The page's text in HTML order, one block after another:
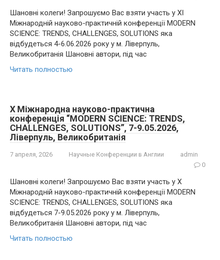
Шановні колеги! Запрошуємо Вас взяти участь у XI
Міжнародній науково-практичній конференції MODERN
SCIENCE: TRENDS, CHALLENGES, SOLUTIONS яка
відбудеться 4-6.06.2026 року у м. Ліверпуль,
Великобританія Шановні автори, під час
Читать полностью
X Міжнародна науково-практична
конференція “MODERN SCIENCE: TRENDS,
CHALLENGES, SOLUTIONS”, 7-9.05.2026,
Ліверпуль, Великобританія
7 апреля, 2026 Научные Конференции в Англии
admin
0
Шановні колеги! Запрошуємо Вас взяти участь у X
Міжнародній науково-практичній конференції MODERN
SCIENCE: TRENDS, CHALLENGES, SOLUTIONS яка
відбудеться 7-9.05.2026 року у м. Ліверпуль,
Великобританія Шановні автори, під час
Читать полностью